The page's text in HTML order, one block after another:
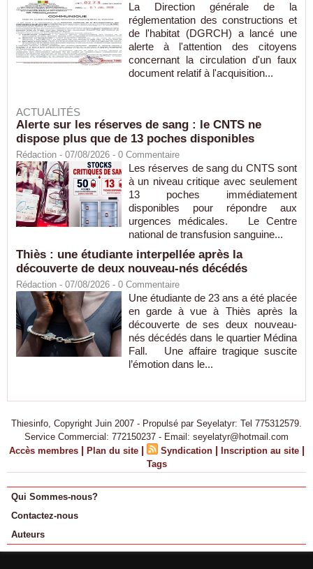
La Direction générale de la
réglementation des constructions et
de l'habitat (DGRCH) a lancé une
alerte à l'attention des citoyens
concernant la circulation d'un faux
document relatif à l'acquisition...
ACTUALITÉS
Alerte sur les réserves de sang : le CNTS ne
dispose plus que de 13 poches disponibles
Rédaction - 07/08/2026 - 0 Commentaire
Les réserves de sang du CNTS sont
à un niveau critique avec seulement
13 poches immédiatement
disponibles pour répondre aux
urgences médicales. Le Centre
national de transfusion sanguine...
Thiès : une étudiante interpellée après la
découverte de deux nouveau-nés décédés
Rédaction - 07/08/2026 - 0 Commentaire
Une étudiante de 23 ans a été placée
en garde à vue à Thiès après la
découverte de ses deux nouveau-
nés décédés dans le quartier Médina
Fall. Une affaire tragique suscite
l’émotion dans le...
Thiesinfo, Copyright Juin 2007 - Propulsé par Seyelatyr: Tel 775312579.
Service Commercial: 772150237 - Email: seyelatyr@hotmail.com
Accès membres | Plan du site | Syndication | Inscription au site |
Tags
Qui Sommes-nous?
Contactez-nous
Auteurs